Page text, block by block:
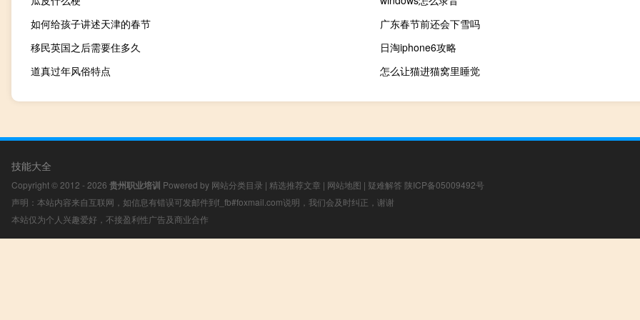
如何给孩子讲述天津的春节
广东春节前还会下雪吗
移民英国之后需要住多久
日淘iphone6攻略
道真过年风俗特点
怎么让猫进猫窝里睡觉
技能大全
Copyright © 2012 - 2026 贵州职业培训 Powered by 网站分类目录 | 精选推荐文章 | 网站地图 | 疑难解答 陕ICP备05009492号
声明：本站内容来自互联网，如信息有错误可发邮件到f_fb#foxmail.com说明，我们会及时纠正，谢谢
本站仅为个人兴趣爱好，不接盈利性广告及商业合作